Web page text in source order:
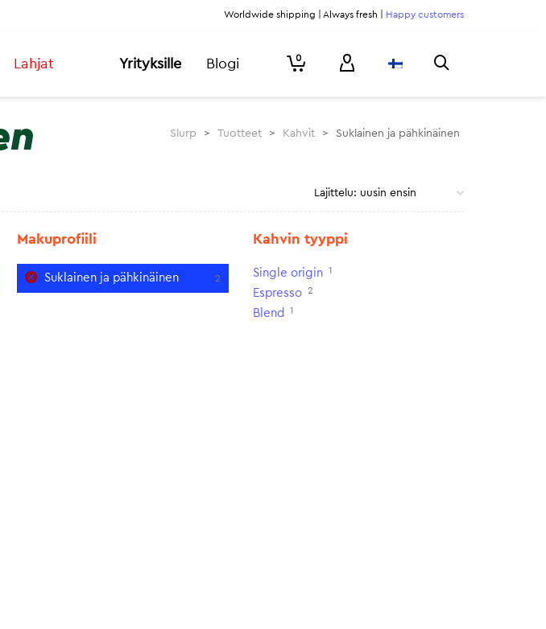
Worldwide shipping | Always fresh | Happy customers
Lahjat Yrityksille Blogi 0
Slurp > Tuotteet > Kahvit > Suklainen ja pähkinäinen
Makuprofiili
Suklainen ja pähkinäinen 2
Kahvin tyyppi
Single origin 1
Espresso 2
Blend 1